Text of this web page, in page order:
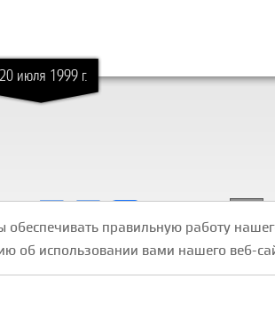
июля 1999 г.
обеспечивать правильную работу
использовании вами нашего веб-